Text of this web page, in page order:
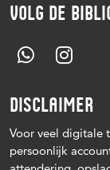
VOLG DE
DISCLAIMER
Voor veel digitale
persoonlijk